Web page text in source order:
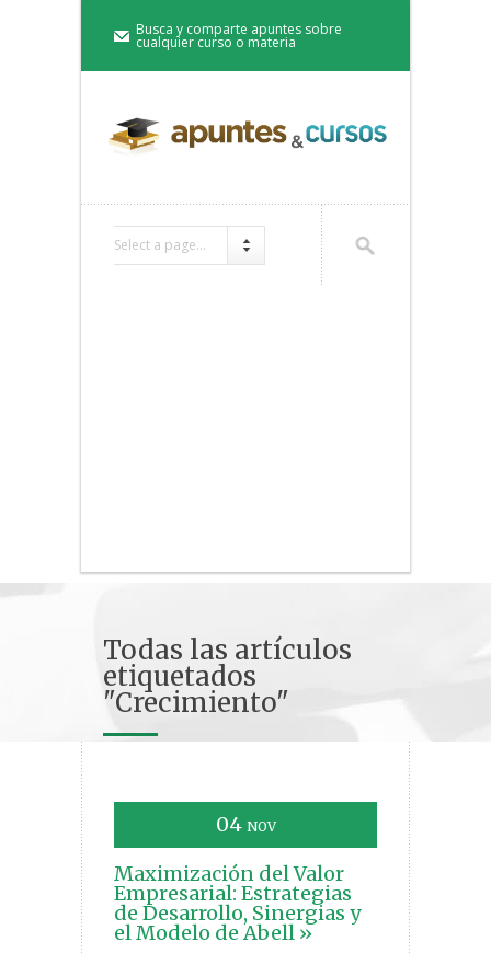
Busca y comparte apuntes sobre
cualquier curso o materia
Select a page...
Todas las artículos
etiquetados
"Crecimiento"
04 NOV
Maximización del Valor
Empresarial: Estrategias
de Desarrollo, Sinergias y
el Modelo de Abell »